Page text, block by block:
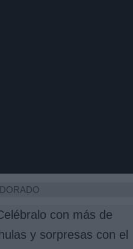
con más de
y sorpresas con el